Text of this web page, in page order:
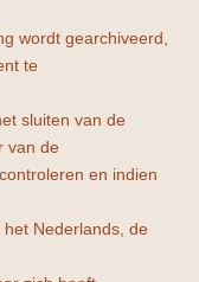
wordt gearchiveerd,
te
sluiten van de
van de
en indien
Nederlands, de